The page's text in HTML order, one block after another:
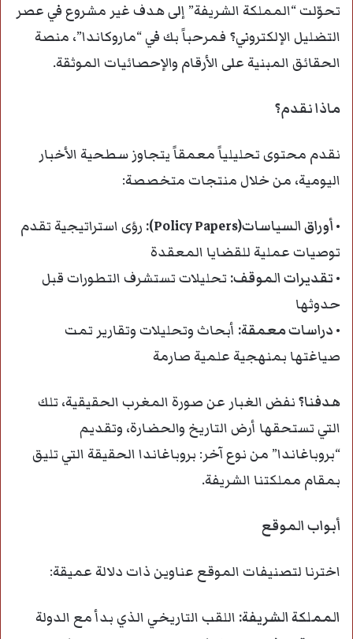
تحوّلت “المملكة الشريفة” إلى هدف غير مشروع في عصر
التضليل الإلكتروني؟ فمرحباً بك في “ماروكاندا”، منصة
الحقائق المبنية على الأرقام والإحصائيات الموثقة.
ماذا نقدم؟
نقدم محتوى تحليلياً معمقاً يتجاوز سطحية الأخبار
اليومية، من خلال منتجات متخصصة:
• أوراق السياسات(Policy Papers):
رؤى استراتيجية تقدم
توصيات عملية للقضايا المعقدة
• تقديرات الموقف: تحليلات تستشرف التطورات قبل
حدوثها
• دراسات معمقة: أبحاث وتحليلات وتقارير تمت
صياغتها بمنهجية علمية صارمة
هدفنا؟نفض الغبار عن صورة المغرب الحقيقية، تلك
التي تستحقها أرض التاريخ والحضارة، وتقديم
“بروباغاندا” من نوع آخر: بروباغاندا الحقيقة التي تليق
بمقام مملكتنا الشريفة.
أبواب الموقع
اخترنا لتصنيفات الموقع عناوين ذات دلالة عميقة:
المملكة الشريفة: اللقب التاريخي الذي بدأ مع الدولة